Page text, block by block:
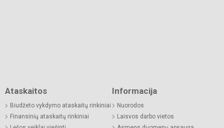
Ataskaitos
Biudžeto vykdymo ataskaitų rinkiniai
Finansinių ataskaitų rinkiniai
Informacija
Nuorodos
Laisvos darbo vietos